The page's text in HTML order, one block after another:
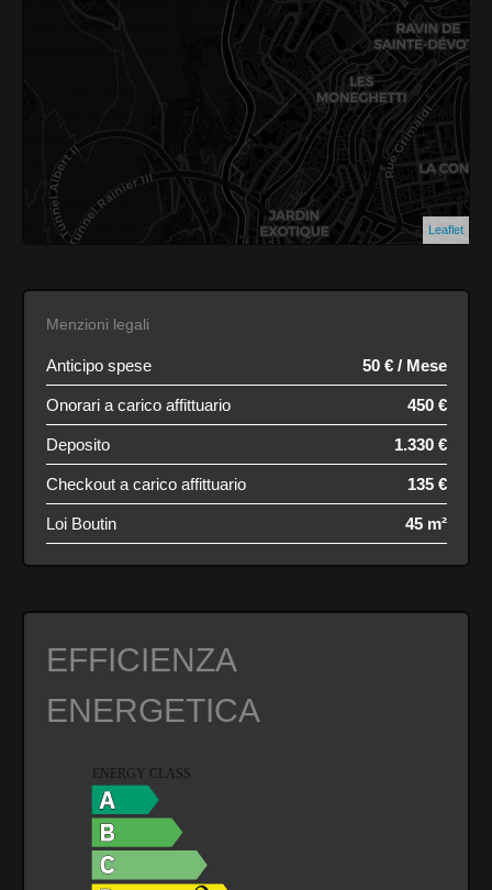
Leaflet
Menzioni legali
Anticipo spese 50 € / Mese
Onorari a carico affittuario 450 €
Deposito 1.330 €
Checkout a carico affittuario 135 €
Loi Boutin 45 m²
EFFICIENZA
ENERGETICA